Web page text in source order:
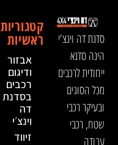
סדנת דה וינצ'י
הינה סדנא
ייחודית לרכבים
מכל הסוגים
ובעיקר רכבי
שטח, רכבי
עבודה
קטגוריות
ראשיות
אבזור
ודיגום
רכבים
בסדנת
דה
וינצ׳י
זיווד